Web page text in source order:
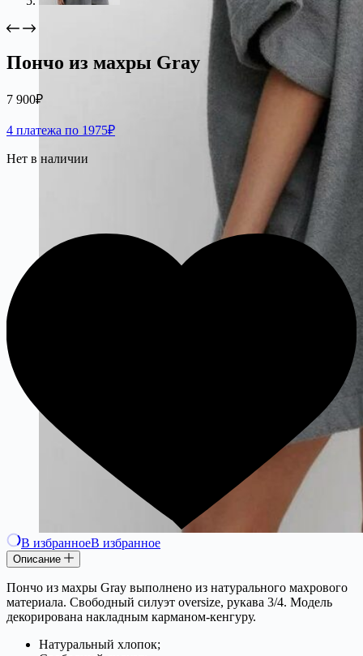
Пончо из махры Gray
7 900₽
4 платежа по 1975₽
Нет в наличии
В избранноеВ избранное
Описание
Пончо из махры Gray выполнено из натурального махрового
материала. Свободный силуэт oversize, рукава 3/4. Модель
декорирована накладным карманом-кенгуру.
Натуральный хлопок;